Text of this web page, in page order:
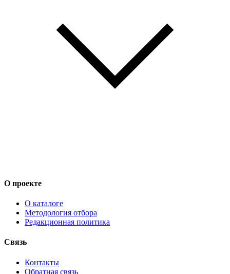
О проекте
О каталоге
Методология отбора
Редакционная политика
Связь
Контакты
Обратная связь